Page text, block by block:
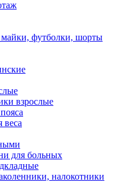
футболки, шорты
взрослые
веса
для больных
налокотники